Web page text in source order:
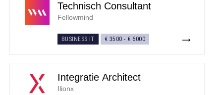
Technisch Consultant
Fellowmind
BUSINESS IT € 3500 - € 6000
Integratie Architect
Ilionx